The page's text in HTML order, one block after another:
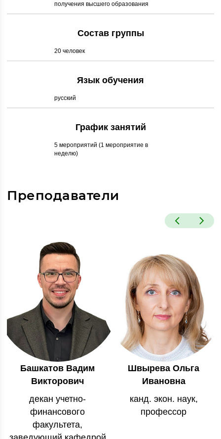
получения высшего образования
Состав группы
20 человек
Язык обучения
русский
График занятий
5 мероприятий (1 мероприятие в
неделю)
Преподаватели
Башкатов Вадим
Викторович
декан учетно-
финансового
факультета,
Швырева Ольга
Ивановна
канд. экон. наук,
профессор